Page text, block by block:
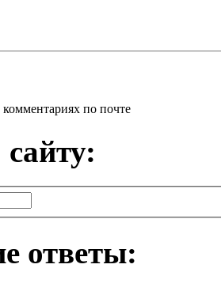
по почте
ответы: